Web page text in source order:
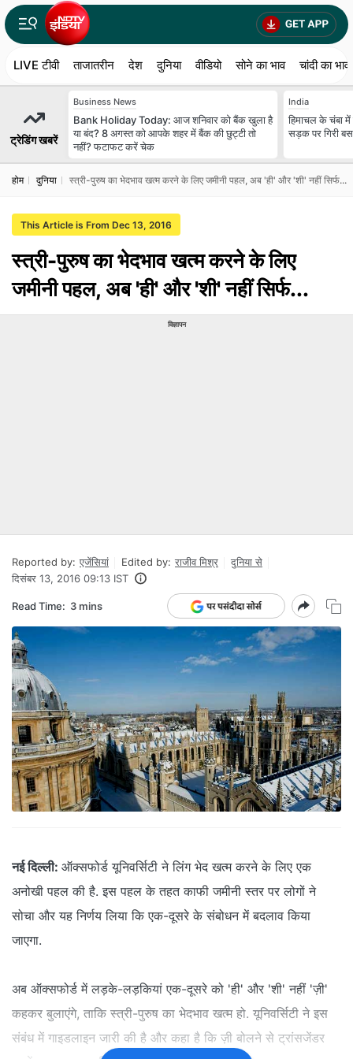
LIVE टीवी ताजातरीन देश दुनिया वीडियो सोने का भाव चांदी का भाव
ट्रेडिंग खबरें
Business News
Bank Holiday Today: आज शनिवार को बैंक खुला है
या बंद? 8 अगस्त को आपके शहर में बैंक की छुट्टी तो
नहीं? फटाफट करें चेक
India
हिमाचल के चंबा में
सड़क पर गिरी
होम दुनिया स्त्री-पुरुष का भेदभाव खत्म करने के लिए जमीनी पहल, अब 'ही' और 'शी' नहीं सिर्फ...
This Article is From Dec 13, 2016
स्त्री-पुरुष का भेदभाव खत्म करने के लिए
जमीनी पहल, अब 'ही' और 'शी' नहीं सिर्फ...
विज्ञापन
Reported by: एजेंसियां Edited by: राजीव मिश्र
दुनिया से
दिसंबर 13, 2016 09:13 IST
Read Time: 3 mins
नई दिल्ली: ऑक्सफोर्ड यूनिवर्सिटी ने लिंग भेद खत्म करने के लिए एक
अनोखी पहल की है. इस पहल के तहत काफी जमीनी स्तर पर लोगों ने
सोचा और यह निर्णय लिया कि एक-दूसरे के संबोधन में बदलाव किया
जाएगा.
अब ऑक्सफोर्ड में लड़के-लड़कियां एक-दूसरे को 'ही' और 'शी' नहीं 'ज़ी'
कहकर बुलाएंगे, ताकि स्त्री-पुरुष का भेदभाव खत्म हो. यूनिवर्सिटी ने इस
संबंध में गाइडलाइन जारी की है और कहा है कि ज़ी बोलने से ट्रांसजेंडर